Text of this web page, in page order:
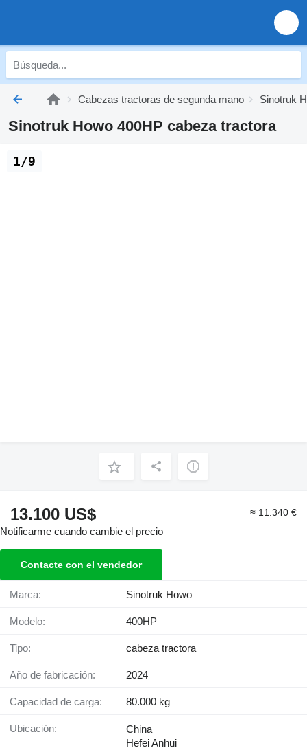
Cabezas tractoras de segunda mano Sinotruk
Sinotruk Howo 400HP cabeza tractora
1/9
13.100 US$ ≈ 11.340 €
Notificarme cuando cambie el precio
Contacte con el vendedor
Marca: Sinotruk Howo
Modelo: 400HP
Tipo: cabeza tractora
Año de fabricación: 2024
Capacidad de carga: 80.000 kg
Ubicación:
China
Hefei Anhui